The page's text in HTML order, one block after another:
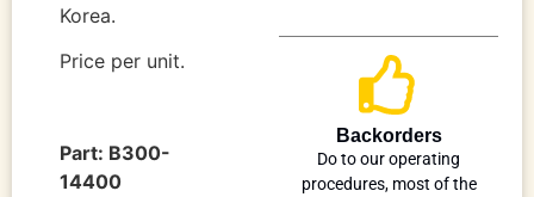
Korea.
Price per unit.
Part: B300-
14400
Backorders
Do to our operating
procedures, most of the